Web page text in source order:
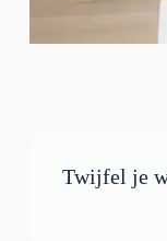
Twijfel je